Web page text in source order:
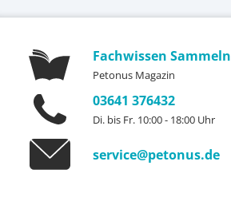
Fachwissen Sammeln
Petonus Magazin
03641 376432
Di. bis Fr. 10:00 - 18:00 Uhr
service@petonus.de